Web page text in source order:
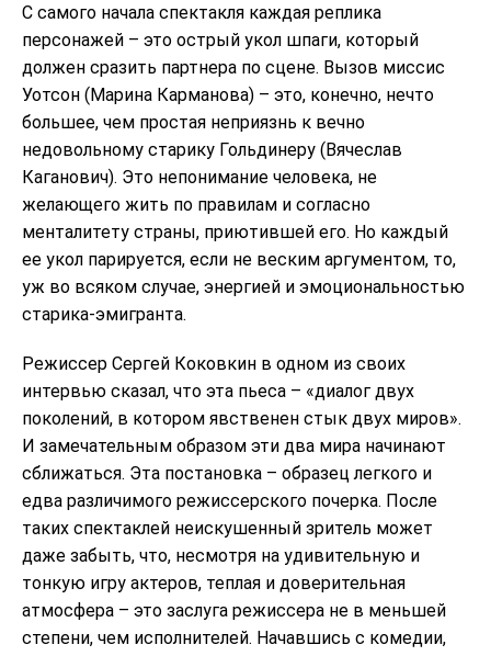
С самого начала спектакля каждая реплика
персонажей – это острый укол шпаги, который
должен сразить партнера по сцене. Вызов миссис
Уотсон (Марина Карманова) – это, конечно, нечто
большее, чем простая неприязнь к вечно
недовольному старику Гольдинеру (Вячеслав
Каганович). Это непонимание человека, не
желающего жить по правилам и согласно
менталитету страны, приютившей его. Но каждый
ее укол парируется, если не веским аргументом, то,
уж во всяком случае, энергией и эмоциональностью
старика-эмигранта.
Режиссер Сергей Коковкин в одном из своих
интервью сказал, что эта пьеса – «диалог двух
поколений, в котором явственен стык двух миров».
И замечательным образом эти два мира начинают
сближаться. Эта постановка – образец легкого и
едва различимого режиссерского почерка. После
таких спектаклей неискушенный зритель может
даже забыть, что, несмотря на удивительную и
тонкую игру актеров, теплая и доверительная
атмосфера – это заслуга режиссера не в меньшей
степени, чем исполнителей. Начавшись с комедии,